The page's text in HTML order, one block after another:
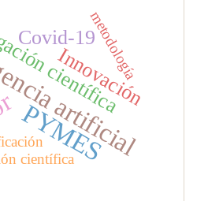
artificial
PYMES
científica
Innovación
Covid-19
científica
metodología